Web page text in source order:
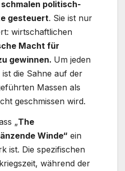
politisch-
gesteuert. Sie ist nur
wirtschaftlichen
Macht für
gewinnen. Um jeden
ist die Sahne auf der
Massen als
geschmissen wird.
„The
Winde“ ein
ist. Die spezifischen
während der